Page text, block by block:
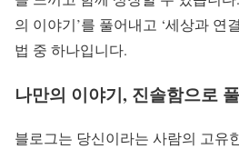
의 이야기’를 풀어내고 ‘세상과 연
법 중 하나입니다.
나만의 이야기, 진솔함으로
블로그는 당신이라는 사람의 고유